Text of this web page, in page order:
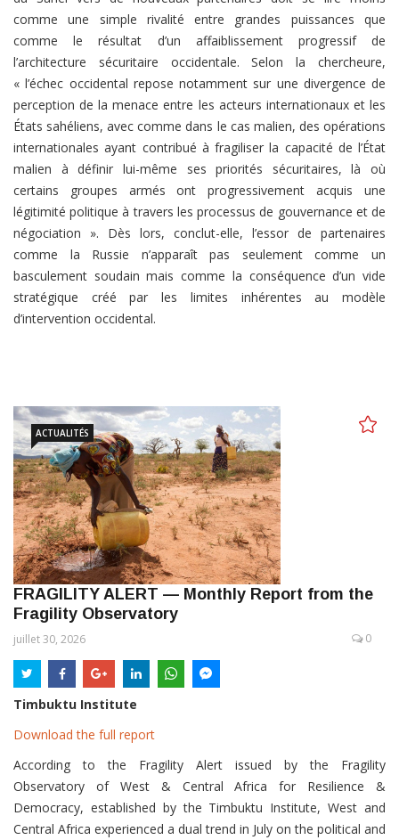
comme une simple rivalité entre grandes puissances que
comme le résultat d’un affaiblissement progressif de
l’architecture sécuritaire occidentale. Selon la chercheure,
« l’échec occidental repose notamment sur une divergence de
perception de la menace entre les acteurs internationaux et les
États sahéliens, avec comme dans le cas malien, des opérations
internationales ayant contribué à fragiliser la capacité de l’État
malien à définir lui-même ses priorités sécuritaires, là où
certains groupes armés ont progressivement acquis une
légitimité politique à travers les processus de gouvernance et de
négociation ». Dès lors, conclut-elle, l’essor de partenaires
comme la Russie n’apparaît pas seulement comme un
basculement soudain mais comme la conséquence d’un vide
stratégique créé par les limites inhérentes au modèle
d’intervention occidental.
ACTUALITÉS
FRAGILITY ALERT — Monthly Report from the
Fragility Observatory
juillet 30, 2026 0
Timbuktu Institute
Download the full report
According to the Fragility Alert issued by the Fragility
Observatory of West & Central Africa for Resilience &
Democracy, established by the Timbuktu Institute, West and
Central Africa experienced a dual trend in July on the political and